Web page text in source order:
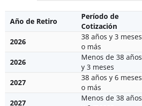
Año de Retiro
Período de
Cotización
2026
38 años y 3 meses
o más
2026
Menos de 38 años
y 3 meses
2027
38 años y 6 meses
o más
2027
Menos de 38 años